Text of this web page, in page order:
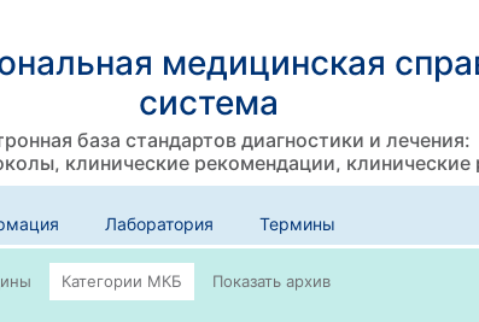
медицинская
система
база стандартов диагностики и лечения:
клинические рекомендации, клинические
Лаборатория Термины